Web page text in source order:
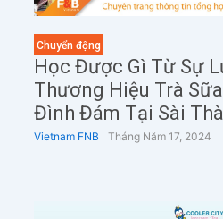
Chuyển động
Học Được Gì Từ Sự
Thương Hiệu Trà
Đình Đám Tại Sài
Vietnam FNB Tháng Năm 17, 2024